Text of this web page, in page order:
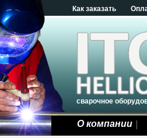
Как заказать
сварочное
О компании